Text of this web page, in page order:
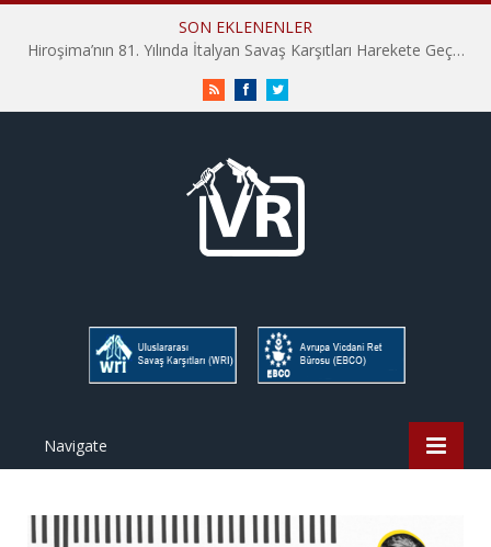
SON EKLENENLER
Hiroşima’nın 81. Yılında İtalyan Savaş Karşıtları Harekete Geçti: “Hatırlamak yeterli değil”
RSS FacebookTwitter
Navigate